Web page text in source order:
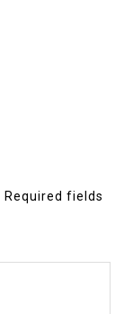
Required fields